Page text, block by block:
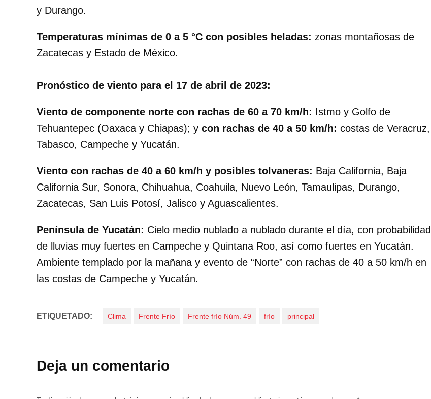
y Durango.
Temperaturas mínimas de 0 a 5 °C con posibles heladas: zonas montañosas de
Zacatecas y Estado de México.
Pronóstico de viento para el 17 de abril de 2023:
Viento de componente norte con rachas de 60 a 70 km/h: Istmo y Golfo de
Tehuantepec (Oaxaca y Chiapas); y con rachas de 40 a 50 km/h: costas de Veracruz,
Tabasco, Campeche y Yucatán.
Viento con rachas de 40 a 60 km/h y posibles tolvaneras: Baja California, Baja
California Sur, Sonora, Chihuahua, Coahuila, Nuevo León, Tamaulipas, Durango,
Zacatecas, San Luis Potosí, Jalisco y Aguascalientes.
Península de Yucatán: Cielo medio nublado a nublado durante el día, con probabilidad
de lluvias muy fuertes en Campeche y Quintana Roo, así como fuertes en Yucatán.
Ambiente templado por la mañana y evento de “Norte” con rachas de 40 a 50 km/h en
las costas de Campeche y Yucatán.
ETIQUETADO: Clima Frente Frío Frente frío Núm. 49 frío principal
Deja un comentario